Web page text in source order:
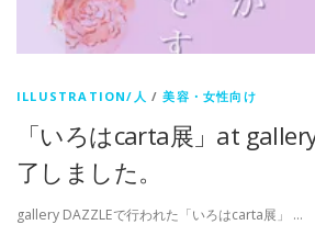
ILLUSTRATION/人 /美容・女性向け
「いろはcarta展」at
了しました。
gallery DAZZLEで行われた「いろはcarta展」 …